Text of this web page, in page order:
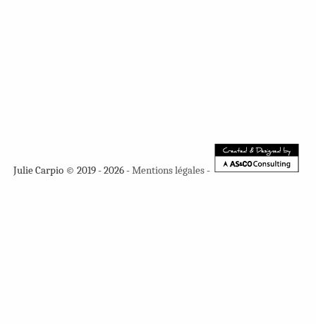
Julie Carpio © 2019 - 2026 -Mentions légales-